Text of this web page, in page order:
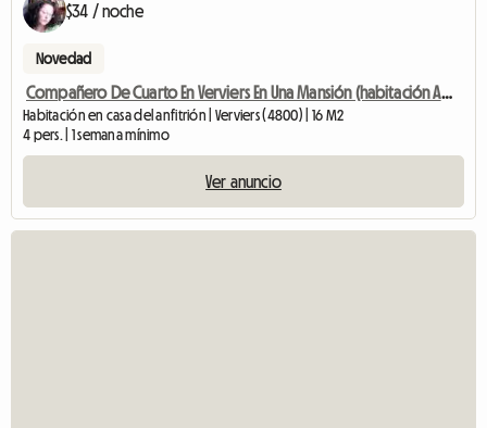
$34 / noche
Novedad
Compañero De Cuarto En Verviers En Una Mansión (habitación Amueblada
Habitación en casa del anfitrión | Verviers (4800) | 16 M2
4 pers. | 1 semana mínimo
Ver anuncio